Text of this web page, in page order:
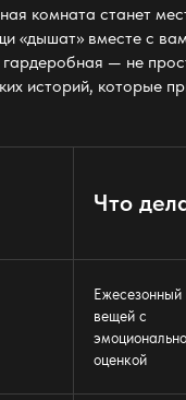
комната станет
«дышат» вместе с
— не
историй, которые
Что
Ежесезонный
вещей с
оценкой